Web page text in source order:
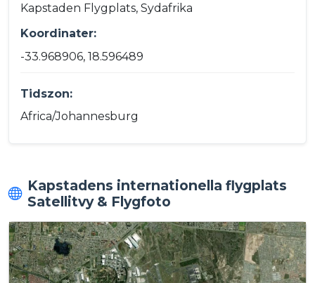
Kapstaden Flygplats, Sydafrika
Koordinater:
-33.968906, 18.596489
Tidszon:
Africa/Johannesburg
Kapstadens internationella flygplats
Satellitvy & Flygfoto